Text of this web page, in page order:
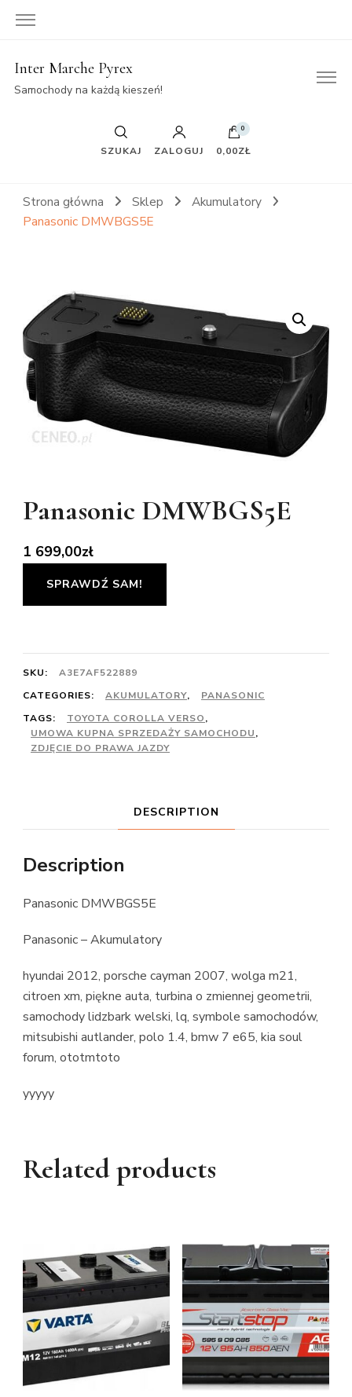
Inter Marche Pyrex
Samochody na każdą kieszeń!
SZUKAJ ZALOGUJ
0
0,00ZŁ
Strona główna Sklep
Akumulatory
Panasonic DMWBGS5E
Panasonic DMWBGS5E
1 699,00zł
SPRAWDŹ SAM!
SKU:
A3E7AF522889
CATEGORIES:
AKUMULATORY,
PANASONIC
TAGS:
TOYOTA COROLLA VERSO,
UMOWA KUPNA SPRZEDAŻY SAMOCHODU,
ZDJĘCIE DO PRAWA JAZDY
DESCRIPTION
Description
Panasonic DMWBGS5E
Panasonic – Akumulatory
hyundai 2012, porsche cayman 2007, wolga m21,
citroen xm, piękne auta, turbina o zmiennej geometrii,
samochody lidzbark welski, lq, symbole samochodów,
mitsubishi autlander, polo 1.4, bmw 7 e65, kia soul
forum, ototmtoto
yyyyy
Related products